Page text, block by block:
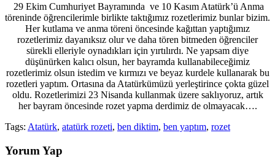
29 Ekim Cumhuriyet Bayramında ve 10 Kasım Atatürk’ü Anma
töreninde öğrencilerimle birlikte taktığımız rozetlerimiz bunlar bizim.
Her kutlama ve anma töreni öncesinde kağıttan yaptığımız
rozetlerimiz dayanıksız olur ve daha tören bitmeden öğrenciler
sürekli elleriyle oynadıkları için yırtılırdı. Ne yapsam diye
düşünürken kalıcı olsun, her bayramda kullanabileceğimiz
rozetlerimiz olsun istedim ve kırmızı ve beyaz kurdele kullanarak bu
rozetleri yaptım. Ortasına da Atatürkümüzü yerleştirince çokta güzel
oldu. Rozetlerimizi 23 Nisanda kullanmak üzere saklıyoruz, artık
her bayram öncesinde rozet yapma derdimiz de olmayacak….
Tags: Atatürk, atatürk rozeti, ben diktim, ben yaptım, rozet
Yorum Yap